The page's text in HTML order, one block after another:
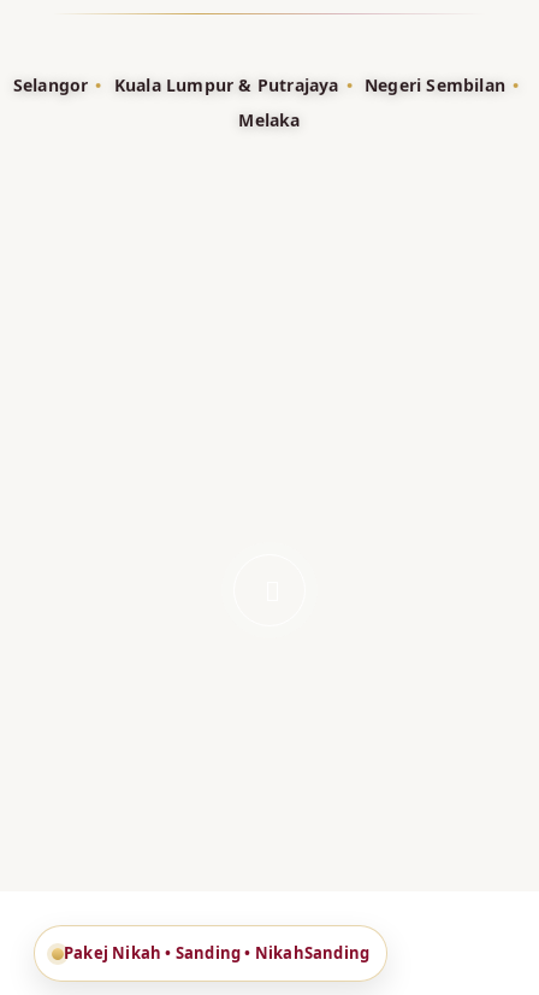
Selangor • Kuala Lumpur & Putrajaya • Negeri Sembilan •
Melaka
Pakej Nikah • Sanding • NikahSanding